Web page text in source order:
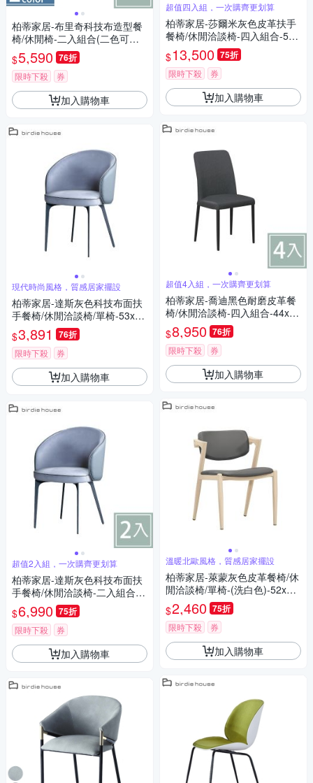
柏蒂家居-布里奇科技布造型餐
椅/休閒椅-二入組合(二色可選)-
57x54x78cm
$5,590 76折
限時下殺 券
加入購物車
現代時尚風格，質感居家擺設
柏蒂家居-達斯灰色科技布面扶
手餐椅/休閒洽談椅/單椅-53x56
x83cm
$3,891 76折
限時下殺 券
加入購物車
超值2入組，一次購齊更划算
柏蒂家居-達斯灰色科技布面扶
手餐椅/休閒洽談椅-二入組合-5
3x56x83cm
$6,990 75折
限時下殺 券
加入購物車
超值四入組，一次購齊更划算
柏蒂家居-莎爾米灰色皮革扶手
餐椅/休閒洽談椅-四入組合-56x
62x82cm
$13,500 75折
限時下殺 券
加入購物車
超值4入組，一次購齊更划算
柏蒂家居-喬迪黑色耐磨皮革餐
椅/休閒洽談椅-四入組合-44x53
x95cm
$8,950 76折
限時下殺 券
加入購物車
溫暖北歐風格，質感居家擺設
柏蒂家居-萊蒙灰色皮革餐椅/休
閒洽談椅/單椅-(洗白色)-52x56
x74cm
$2,460 75折
限時下殺 券
加入購物車